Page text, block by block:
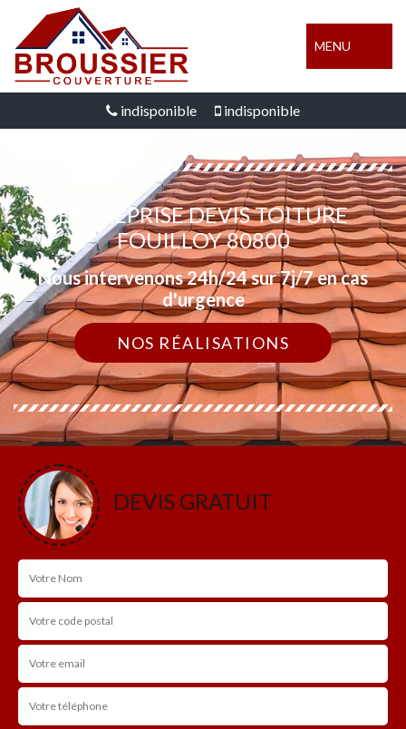
MENU
indisponible indisponible
ENTREPRISE DEVIS TOITURE
FOUILLOY 80800
Nous intervenons 24h/24 sur 7j/7 en cas
d'urgence
NOS RÉALISATIONS
DEVIS GRATUIT